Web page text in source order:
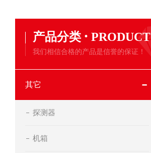
产品分类 · PRODUCT
我们相信合格的产品是信誉的保证！
其它
探测器
机箱